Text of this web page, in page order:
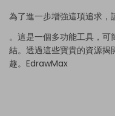
為了進一步增強這項追求，
。這是一個多功能工具，
結。透過這些寶貴的資源揭
趣。 EdrawMax